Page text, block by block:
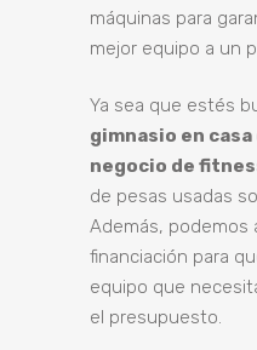
máquinas para
mejor equipo a un
Ya sea que estés
gimnasio en
negocio de
de pesas usadas
Además, podemos
financiación para
equipo que
el presupuesto.